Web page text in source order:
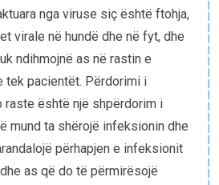
nga viruse siç është ftohja,
virale në hundë dhe në fyt, dhe
ndihmojnë as në rastin e
tek pacientët. Përdorimi i
raste është një shpërdorim i
mund ta shërojë infeksionin dhe
përhapjen e infeksionit
as që do të përmirësojë